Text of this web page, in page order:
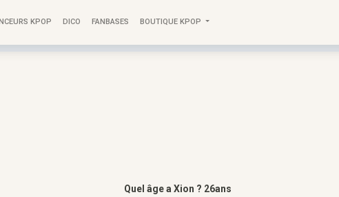
KPOP DICO FANBASES BOUTIQUE KPOP
Quel âge a Xion ? 26ans